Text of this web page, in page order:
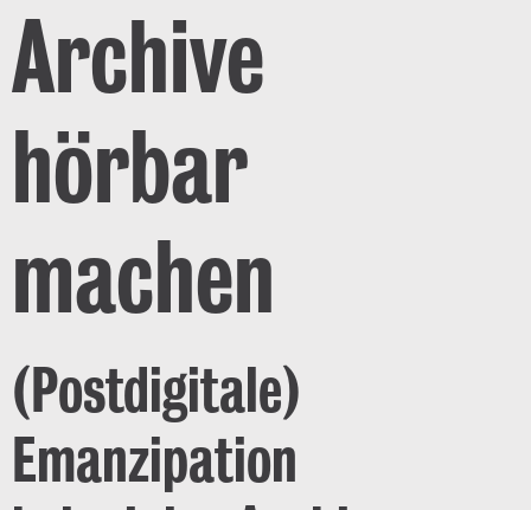
Archive
hörbar
machen
(Postdigitale)
Emanzipation